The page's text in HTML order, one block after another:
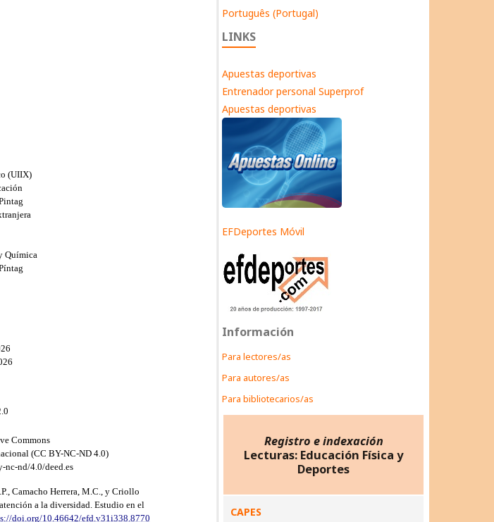
Português (Portugal)
LINKS
Apuestas deportivas
Entrenador personal Superprof
Apuestas deportivas
EFDeportes Móvil
Información
Para lectores/as
Para autores/as
Para bibliotecarios/as
Registro e indexación
Lecturas: Educación Física y
Deportes
CAPES